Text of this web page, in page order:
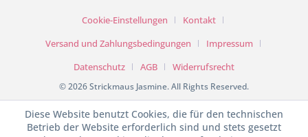
Cookie-Einstellungen
Kontakt
Versand und Zahlungsbedingungen
Impressum
Datenschutz
AGB Widerrufsrecht
© 2026 Strickmaus Jasmine. All Rights Reserved.
Diese Website benutzt Cookies, die für den technischen
Betrieb der Website erforderlich sind und stets gesetzt